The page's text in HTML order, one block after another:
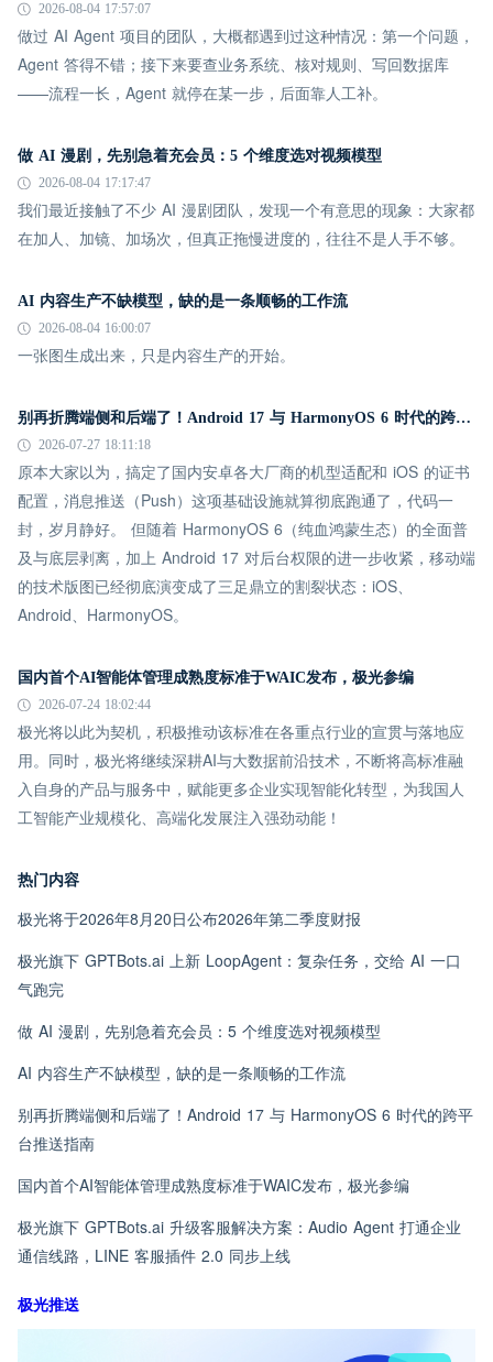
2026-08-04 17:57:07
做过 AI Agent 项目的团队，大概都遇到过这种情况：第一个问题，
Agent 答得不错；接下来要查业务系统、核对规则、写回数据库
——流程一长，Agent 就停在某一步，后面靠人工补。
做 AI 漫剧，先别急着充会员：5 个维度选对视频模型
2026-08-04 17:17:47
我们最近接触了不少 AI 漫剧团队，发现一个有意思的现象：大家都
在加人、加镜、加场次，但真正拖慢进度的，往往不是人手不够。
AI 内容生产不缺模型，缺的是一条顺畅的工作流
2026-08-04 16:00:07
一张图生成出来，只是内容生产的开始。
别再折腾端侧和后端了！Android 17 与 HarmonyOS 6 时代的跨平台推送指南
2026-07-27 18:11:18
原本大家以为，搞定了国内安卓各大厂商的机型适配和 iOS 的证书
配置，消息推送（Push）这项基础设施就算彻底跑通了，代码一
封，岁月静好。 但随着 HarmonyOS 6（纯血鸿蒙生态）的全面普
及与底层剥离，加上 Android 17 对后台权限的进一步收紧，移动端
的技术版图已经彻底演变成了三足鼎立的割裂状态：iOS、
Android、HarmonyOS。
国内首个AI智能体管理成熟度标准于WAIC发布，极光参编
2026-07-24 18:02:44
极光将以此为契机，积极推动该标准在各重点行业的宣贯与落地应
用。同时，极光将继续深耕AI与大数据前沿技术，不断将高标准融
入自身的产品与服务中，赋能更多企业实现智能化转型，为我国人
工智能产业规模化、高端化发展注入强劲动能！
热门内容
极光将于2026年8月20日公布2026年第二季度财报
极光旗下 GPTBots.ai 上新 LoopAgent：复杂任务，交给 AI 一口
气跑完
做 AI 漫剧，先别急着充会员：5 个维度选对视频模型
AI 内容生产不缺模型，缺的是一条顺畅的工作流
别再折腾端侧和后端了！Android 17 与 HarmonyOS 6 时代的跨平
台推送指南
国内首个AI智能体管理成熟度标准于WAIC发布，极光参编
极光旗下 GPTBots.ai 升级客服解决方案：Audio Agent 打通企业
通信线路，LINE 客服插件 2.0 同步上线
极光推送